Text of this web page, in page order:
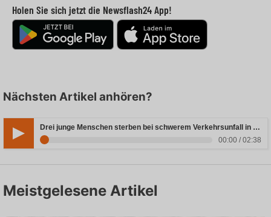
Holen Sie sich jetzt die Newsflash24 App!
Nächsten Artikel anhören?
Drei junge Menschen sterben bei schwerem Verkehrsunfall in Rheinland-Pfalz
00:00 / 02:38
Meistgelesene Artikel